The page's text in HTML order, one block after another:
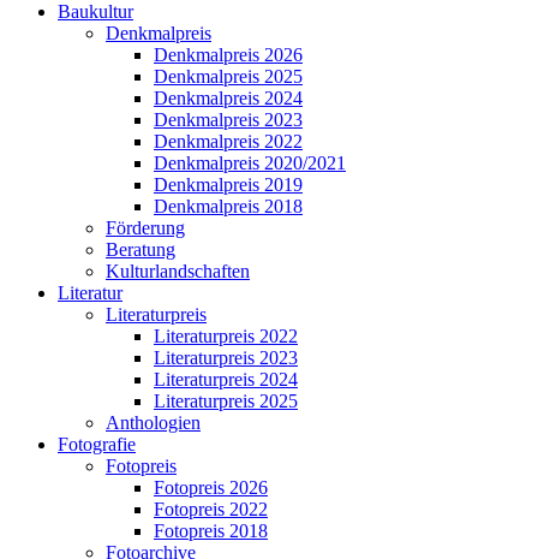
Baukultur
Denkmalpreis
Denkmalpreis 2026
Denkmalpreis 2025
Denkmalpreis 2024
Denkmalpreis 2023
Denkmalpreis 2022
Denkmalpreis 2020/2021
Denkmalpreis 2019
Denkmalpreis 2018
Förderung
Beratung
Kulturlandschaften
Literatur
Literaturpreis
Literaturpreis 2022
Literaturpreis 2023
Literaturpreis 2024
Literaturpreis 2025
Anthologien
Fotografie
Fotopreis
Fotopreis 2026
Fotopreis 2022
Fotopreis 2018
Fotoarchive